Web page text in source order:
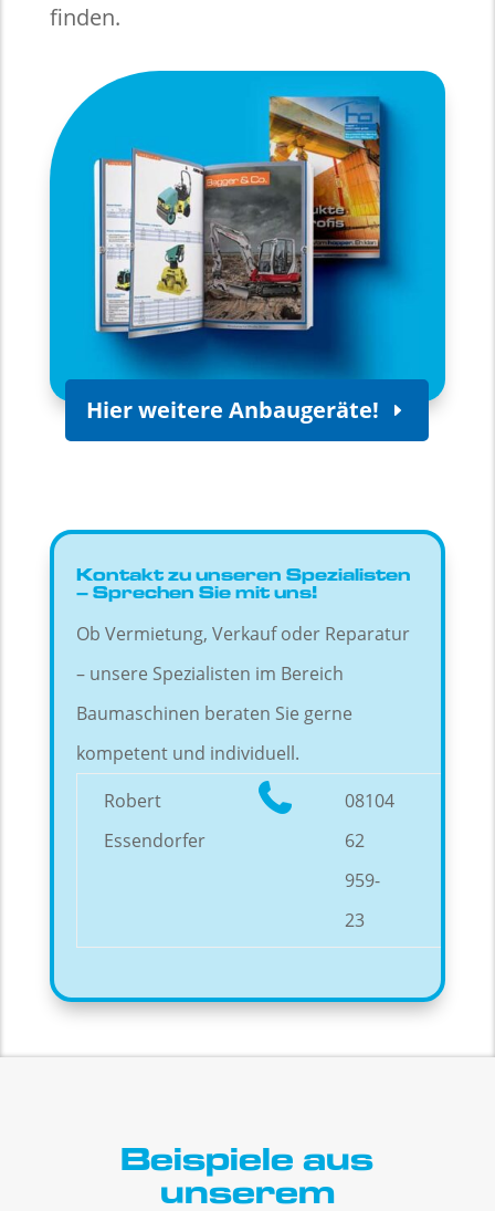
finden.
Hier weitere Anbaugeräte!
Kontakt zu unseren Spezialisten
– Sprechen Sie mit uns!
Ob Vermietung, Verkauf oder Reparatur
– unsere Spezialisten im Bereich
Baumaschinen beraten Sie gerne
kompetent und individuell.
Robert
Essendorfer
08104
62
959-
23
Beispiele aus
unserem